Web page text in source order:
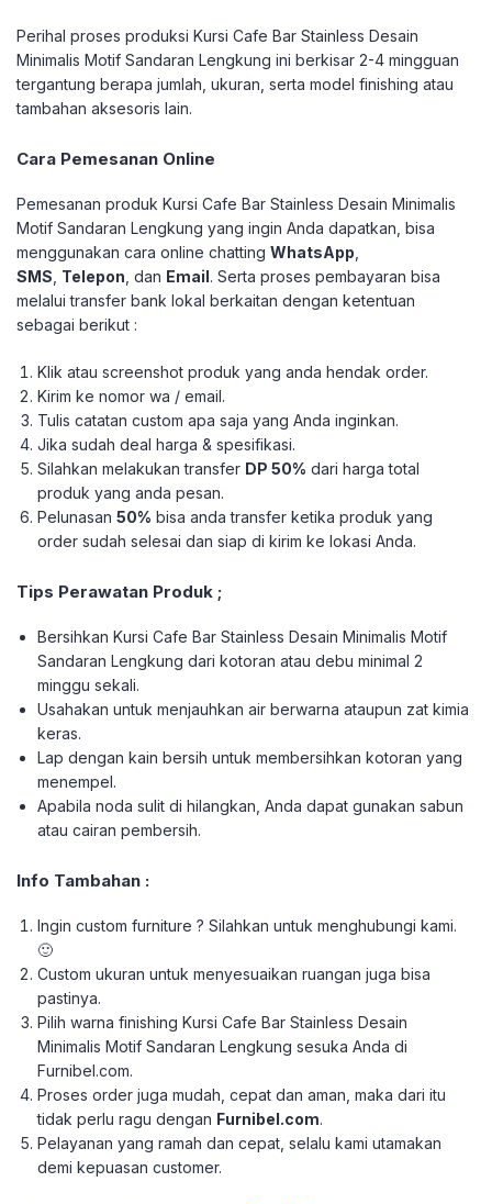
Perihal proses produksi Kursi Cafe Bar Stainless Desain
Minimalis Motif Sandaran Lengkung ini berkisar 2-4 mingguan
tergantung berapa jumlah, ukuran, serta model finishing atau
tambahan aksesoris lain.
Cara Pemesanan Online
Pemesanan produk Kursi Cafe Bar Stainless Desain Minimalis
Motif Sandaran Lengkung yang ingin Anda dapatkan, bisa
menggunakan cara online chatting WhatsApp
SMS Telepon , dan Email. Serta proses pembayaran bisa
melalui transfer bank lokal berkaitan dengan ketentuan
sebagai berikut :
Klik atau screenshot produk yang anda hendak order.
Kirim ke nomor wa / email.
Tulis catatan custom apa saja yang Anda inginkan.
Jika sudah deal harga & spesifikasi.
Silahkan melakukan transfer DP 50% dari harga total
produk yang anda pesan.
Pelunasan50% bisa anda transfer ketika produk yang
order sudah selesai dan siap di kirim ke lokasi Anda.
Tips Perawatan Produk ;
Bersihkan Kursi Cafe Bar Stainless Desain Minimalis Motif
Sandaran Lengkung dari kotoran atau debu minimal 2
minggu sekali.
Usahakan untuk menjauhkan air berwarna ataupun zat kimia
keras.
Lap dengan kain bersih untuk membersihkan kotoran yang
menempel.
Apabila noda sulit di hilangkan, Anda dapat gunakan sabun
atau cairan pembersih.
Info Tambahan :
Ingin custom furniture ? Silahkan untuk menghubungi kami.
🙂
Custom ukuran untuk menyesuaikan ruangan juga bisa
pastinya.
Pilih warna finishing Kursi Cafe Bar Stainless Desain
Minimalis Motif Sandaran Lengkung sesuka Anda di
Furnibel.com.
Proses order juga mudah, cepat dan aman, maka dari itu
tidak perlu ragu dengan Furnibel.com.
Pelayanan yang ramah dan cepat, selalu kami utamakan
demi kepuasan customer.